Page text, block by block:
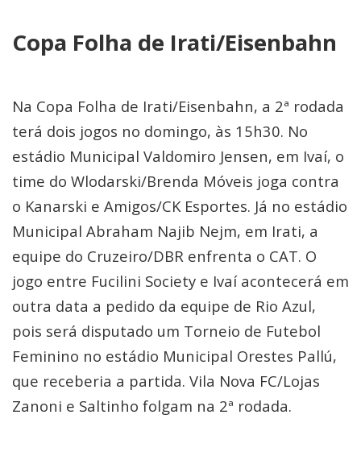
Copa Folha de Irati/Eisenbahn
Na Copa Folha de Irati/Eisenbahn, a 2ª rodada
terá dois jogos no domingo, às 15h30. No
estádio Municipal Valdomiro Jensen, em Ivaí, o
time do Wlodarski/Brenda Móveis joga contra
o Kanarski e Amigos/CK Esportes. Já no estádio
Municipal Abraham Najib Nejm, em Irati, a
equipe do Cruzeiro/DBR enfrenta o CAT. O
jogo entre Fucilini Society e Ivaí acontecerá em
outra data a pedido da equipe de Rio Azul,
pois será disputado um Torneio de Futebol
Feminino no estádio Municipal Orestes Pallú,
que receberia a partida. Vila Nova FC/Lojas
Zanoni e Saltinho folgam na 2ª rodada.